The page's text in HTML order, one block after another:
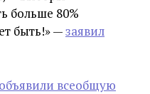
больше 80%
быть!» —заявил
объявили всеобщую